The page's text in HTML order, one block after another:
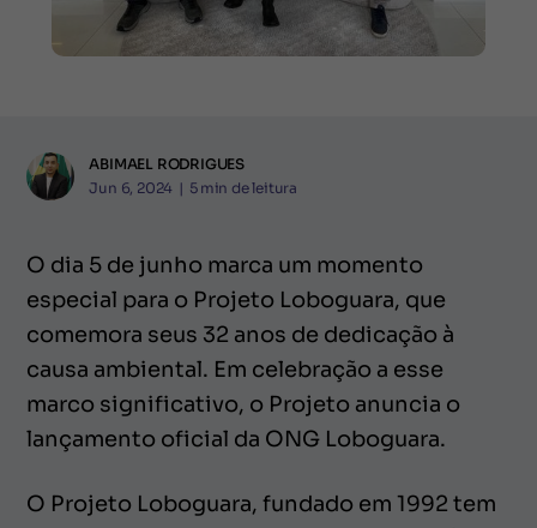
ABIMAEL RODRIGUES
Jun 6, 2024 | 5 min de leitura
O dia 5 de junho marca um momento
especial para o Projeto Loboguara, que
comemora seus 32 anos de dedicação à
causa ambiental. Em celebração a esse
marco significativo, o Projeto anuncia o
lançamento oficial da ONG Loboguara.
O Projeto Loboguara, fundado em 1992 tem